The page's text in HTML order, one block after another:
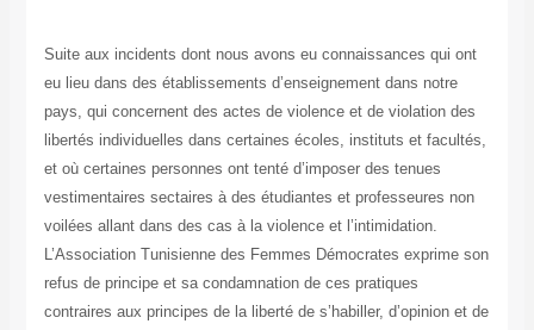
Suite aux incidents dont nous avons eu connaissances qui ont
eu lieu dans des établissements d’enseignement dans notre
pays, qui concernent des actes de violence et de violation des
libertés individuelles dans certaines écoles, instituts et facultés,
et où certaines personnes ont tenté d’imposer des tenues
vestimentaires sectaires à des étudiantes et professeures non
voilées allant dans des cas à la violence et l’intimidation.
L’Association Tunisienne des Femmes Démocrates exprime son
refus de principe et sa condamnation de ces pratiques
contraires aux principes de la liberté de s’habiller, d’opinion et de